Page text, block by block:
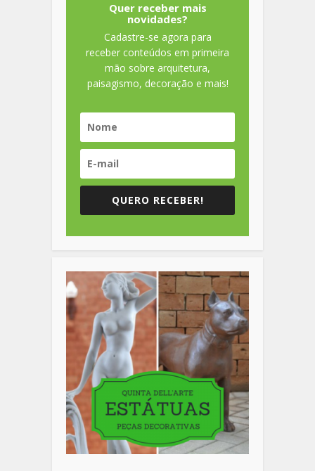
Quer receber mais
novidades?
Cadastre-se agora para
receber conteúdos em primeira
mão sobre arquitetura,
paisagismo, decoração e mais!
QUERO RECEBER!